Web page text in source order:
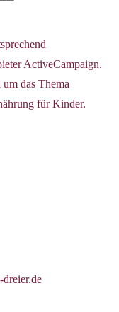
ActiveCampaign.
das Thema
für Kinder.